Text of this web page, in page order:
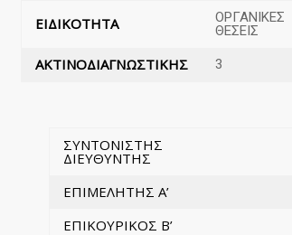
ΕΙΔΙΚΟΤΗΤΑ
ΟΡΓΑΝΙΚΕΣ
ΘΕΣΕΙΣ
ΑΚΤΙΝΟΔΙΑΓΝΩΣΤΙΚΗΣ 3
ΣΥΝΤΟΝΙΣΤΗΣ
ΔΙΕΥΘΥΝΤΗΣ
ΕΠΙΜΕΛΗΤΗΣ Α’
ΕΠΙΚΟΥΡΙΚΟΣ Β’